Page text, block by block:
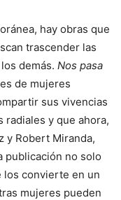
hay obras que
trascender las
demás. Nos pasa
de mujeres
sus vivencias
radiales y que ahora,
y Robert Miranda,
publicación no solo
los convierte en un
mujeres pueden